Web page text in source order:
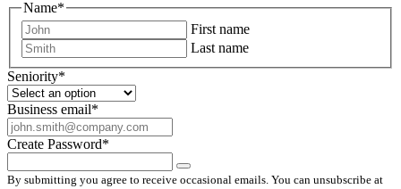
Name*
First name
Last name
Seniority*
Business email*
Create Password*
By submitting you agree to receive occasional emails. You can unsubscribe at